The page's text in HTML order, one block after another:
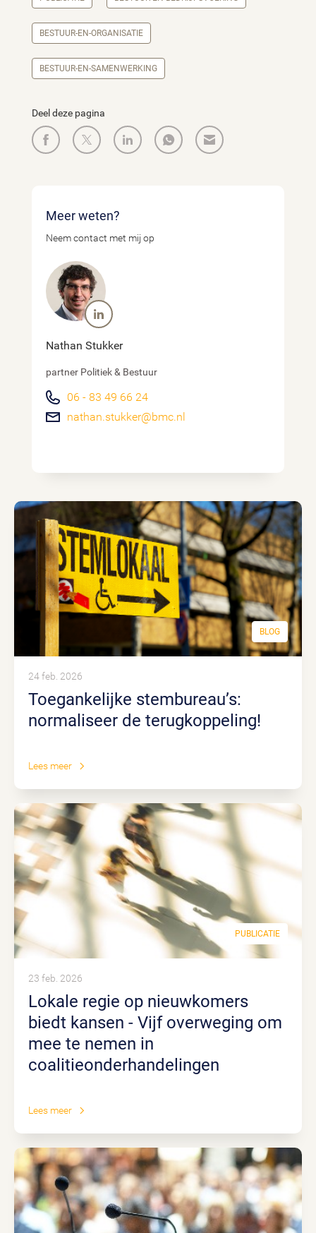
BESTUUR-EN-ORGANISATIE
BESTUUR-EN-SAMENWERKING
Deel deze pagina
Meer weten?
Neem contact met mij op
Nathan Stukker
partner Politiek & Bestuur
06 - 83 49 66 24
nathan.stukker@bmc.nl
BLOG
Toegankelijke stembureau’s:
normaliseer de terugkoppeling!
24 feb. 2026
Lees meer
PUBLICATIE
Lokale regie op nieuwkomers
biedt kansen - Vijf overweging om
mee te nemen in
coalitieonderhandelingen
23 feb. 2026
Lees meer